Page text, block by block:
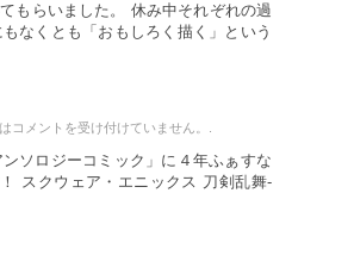
もらいました。 休み中それぞれの過
なくとも「おもしろく描く」という
コメントを受け付けていません。
ソロジーコミック」に４年ふぁすな
スクウェア・エニックス 刀剣乱舞-